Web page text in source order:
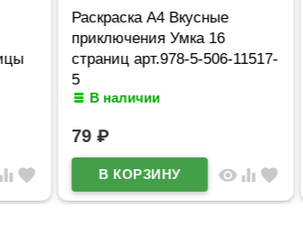
favorite
Раскраска А4 Вкусные
приключения Умка 16
страниц арт.978-5-506-11517-
В наличии
79₽
visibilityequalizer favorite